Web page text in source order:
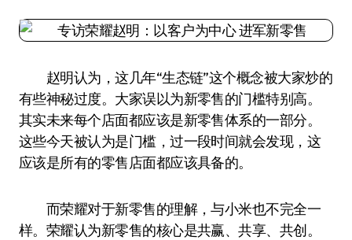
赵明认为，这几年“生态链”这个概念被大家炒的
有些神秘过度。大家误以为新零售的门槛特别高。
其实未来每个店面都应该是新零售体系的一部分。
这些今天被认为是门槛，过一段时间就会发现，这
应该是所有的零售店面都应该具备的。
而荣耀对于新零售的理解，与小米也不完全一
样。荣耀认为新零售的核心是共赢、共享、共创。